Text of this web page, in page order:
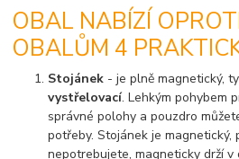
OBAL NABÍZÍ
OBALŮM 4
Stojánek - je plně magnetický,
vystřelovací. Lehkým pohybem
správné polohy a pouzdro
potřeby. Stojánek je magnetický,
nepotrebujete, magneticky drží v